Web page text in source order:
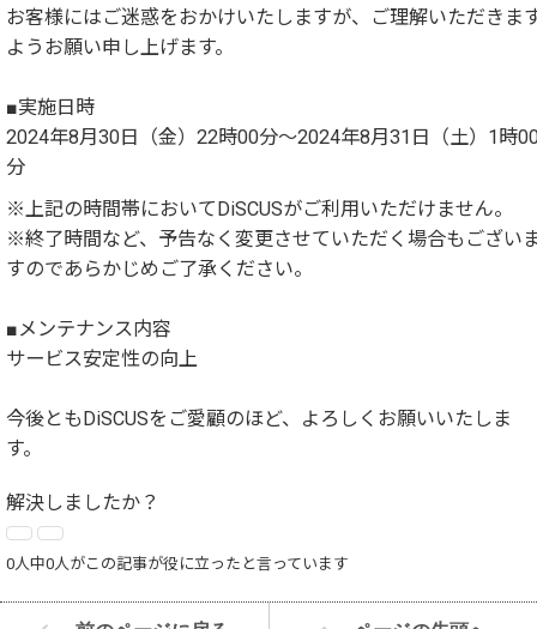
お客様にはご迷惑をおかけいたしますが、ご理解いただきま
ようお願い申し上げます。
■実施日時
2024年8月30日（金）22時00分～2024年8月31日（土）1時
分
※上記の時間帯においてDiSCUSがご利用いただけません。
※終了時間など、予告なく変更させていただく場合もござい
すのであらかじめご了承ください。
■メンテナンス内容
サービス安定性の向上
今後ともDiSCUSをご愛顧のほど、よろしくお願いいたしま
す。
解決しましたか？
0人中0人がこの記事が役に立ったと言っています